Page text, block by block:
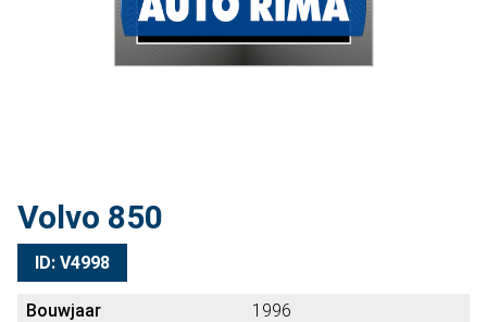
Volvo 850
ID: V4998
Bouwjaar
1996